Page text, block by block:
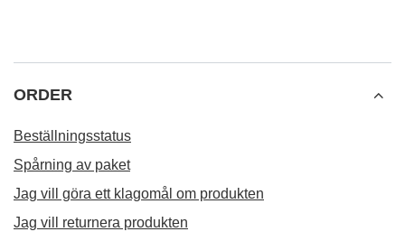
ORDER
Beställningsstatus
Spårning av paket
Jag vill göra ett klagomål om produkten
Jag vill returnera produkten